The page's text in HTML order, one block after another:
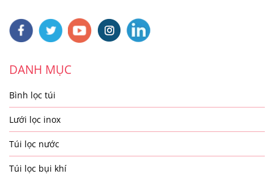
DANH MỤC
Bình lọc túi
Lưới lọc inox
Túi lọc nước
Túi lọc bụi khí